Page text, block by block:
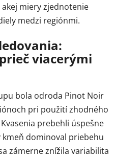
miery zjednotenie
medzi regiónmi.
viacerými
bola odroda Pinot Noir
pri použití zhodného
prebehli úspešne
dominoval priebehu
zámerne znížila variabilita